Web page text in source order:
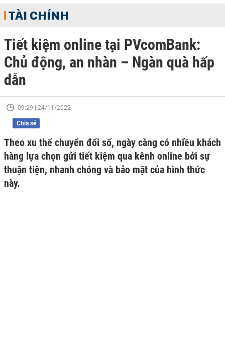
TÀI CHÍNH
Tiết kiệm online tại PVcomBank:
Chủ động, an nhàn – Ngàn quà hấp
dẫn
09:29 | 24/11/2022
Chia sẻ
Theo xu thế chuyển đổi số, ngày càng có nhiều khách
hàng lựa chọn gửi tiết kiệm qua kênh online bởi sự
thuận tiện, nhanh chóng và bảo mật của hình thức
này.